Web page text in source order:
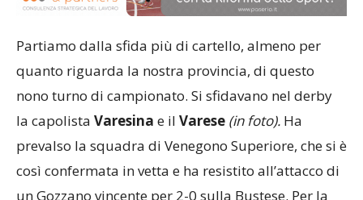
quanto riguarda la nostra provincia, di questo
nono turno di campionato. Si sfidavano nel derby